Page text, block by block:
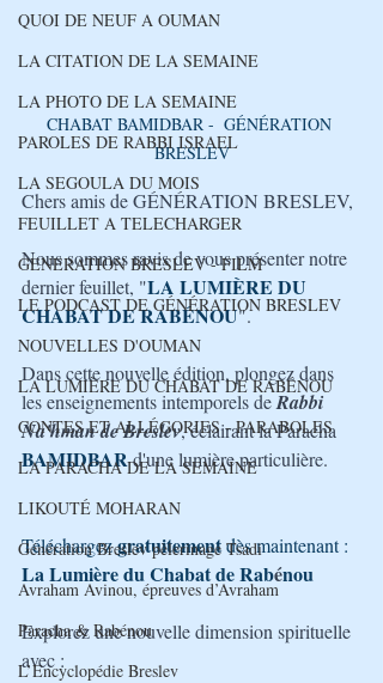
QUOI DE NEUF A OUMAN
LA CITATION DE LA SEMAINE
LA PHOTO DE LA SEMAINE
PAROLES DE RABBI ISRAEL
LA SEGOULA DU MOIS
FEUILLET A TELECHARGER
GENERATION BRESLEV - FILM
LE PODCAST DE GÉNÉRATION BRESLEV
NOUVELLES D'OUMAN
LA LUMIÈRE DU CHABAT DE RABÉNOU
CONTES ET ALLÉGORIES - PARABOLES
LA PARACHA DE LA SEMAINE
LIKOUTÉ MOHARAN
Génération Breslev pèlerinage Tsadi
Avraham Avinou, épreuves d’Avraham
Paracha & Rabénou
L’Encyclopédie Breslev
CHABAT BAMIDBAR -  GÉNÉRATION
BRESLEV
Chers amis de GÉNÉRATION BRESLEV,
Nous sommes ravis de vous présenter notre
dernier feuillet, "LA LUMIÈRE DU
CHABAT DE RABÉNOU".
Dans cette nouvelle édition, plongez dans
les enseignements intemporels de Rabbi
Na'hman de Breslev, éclairant la Paracha
BAMIDBARd'une lumière particulière.
Téléchargez gratuitement dès maintenant :
La Lumière du Chabat de Rabénou
Explorez une nouvelle dimension spirituelle
avec :